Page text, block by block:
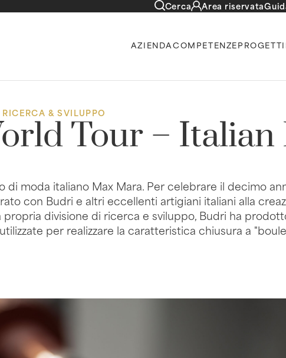
Cerca Area riservata
AZIENDACOMPETENZEPROGETTI
RICERCA & SVILUPPO
Tour – Italian
moda italiano Max Mara. Per celebrare il decimo
con Budri e altri eccellenti artigiani italiani alla
divisione di ricerca e sviluppo, Budri ha
per realizzare la caratteristica chiusura a